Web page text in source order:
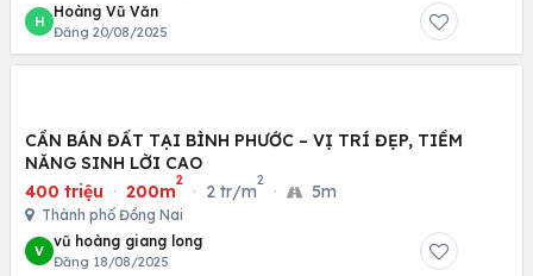
H
Hoàng Vũ Văn
Đăng 20/08/2025
CẦN BÁN ĐẤT TẠI BÌNH PHƯỚC – VỊ TRÍ ĐẸP, TIỀM
NĂNG SINH LỜI CAO
400 triệu · 200m
2
· 2 tr/m
2
· 5m
Thành phố Đồng Nai
V
vũ hoàng giang long
Đăng 18/08/2025